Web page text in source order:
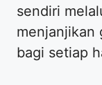
sendiri
menjanjikan
bagi setiap